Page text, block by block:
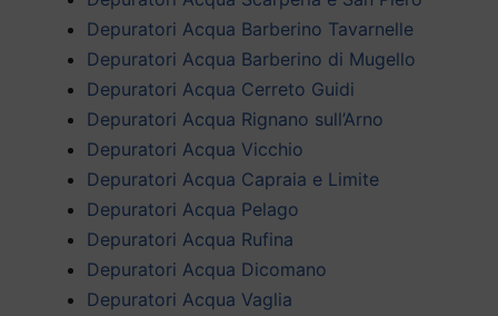
Depuratori Acqua Barberino Tavarnelle
Depuratori Acqua Barberino di Mugello
Depuratori Acqua Cerreto Guidi
Depuratori Acqua Rignano sull’Arno
Depuratori Acqua Vicchio
Depuratori Acqua Capraia e Limite
Depuratori Acqua Pelago
Depuratori Acqua Rufina
Depuratori Acqua Dicomano
Depuratori Acqua Vaglia